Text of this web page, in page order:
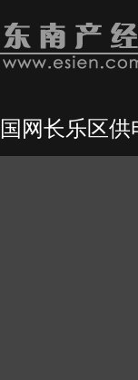
国网长乐区